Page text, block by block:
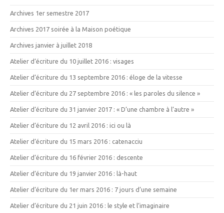
Archives 1er semestre 2017
Archives 2017 soirée à la Maison poétique
Archives janvier à juillet 2018
Atelier d’écriture du 10 juillet 2016 : visages
Atelier d’écriture du 13 septembre 2016 : éloge de la vitesse
Atelier d’écriture du 27 septembre 2016 : « les paroles du silence »
Atelier d’écriture du 31 janvier 2017 : « D’une chambre à l’autre »
Atelier d’écriture du 12 avril 2016 : ici ou là
Atelier d’écriture du 15 mars 2016 : catenacciu
Atelier d’écriture du 16 février 2016 : descente
Atelier d’écriture du 19 janvier 2016 : là-haut
Atelier d’écriture du 1er mars 2016 : 7 jours d’une semaine
Atelier d’écriture du 21 juin 2016 : le style et l’imaginaire